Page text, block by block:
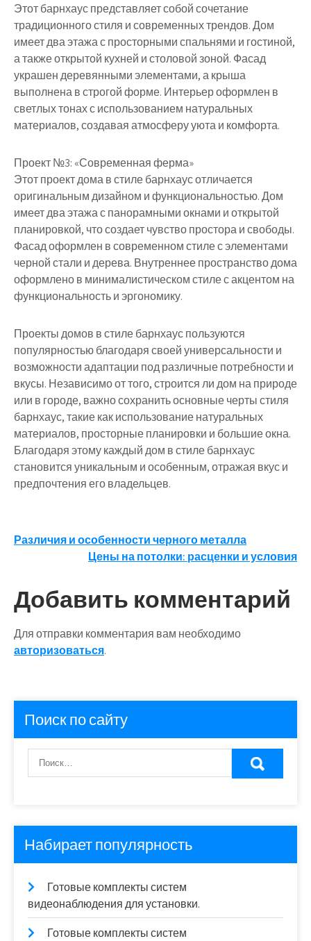
Этот барнхаус представляет собой сочетание
традиционного стиля и современных трендов. Дом
имеет два этажа с просторными спальнями и гостиной,
а также открытой кухней и столовой зоной. Фасад
украшен деревянными элементами, а крыша
выполнена в строгой форме. Интерьер оформлен в
светлых тонах с использованием натуральных
материалов, создавая атмосферу уюта и комфорта.
Проект №3: «Современная ферма»
Этот проект дома в стиле барнхаус отличается
оригинальным дизайном и функциональностью. Дом
имеет два этажа с панорамными окнами и открытой
планировкой, что создает чувство простора и свободы.
Фасад оформлен в современном стиле с элементами
черной стали и дерева. Внутреннее пространство дома
оформлено в минималистическом стиле с акцентом на
функциональность и эргономику.
Проекты домов в стиле барнхаус пользуются
популярностью благодаря своей универсальности и
возможности адаптации под различные потребности и
вкусы. Независимо от того, строится ли дом на природе
или в городе, важно сохранить основные черты стиля
барнхаус, такие как использование натуральных
материалов, просторные планировки и большие окна.
Благодаря этому каждый дом в стиле барнхаус
становится уникальным и особенным, отражая вкус и
предпочтения его владельцев.
Навигация
записям
Различия и особенности черного металла
Цены на потолки: расценки и условия
Добавить комментарий
Для отправки комментария вам необходимо
авторизоваться.
Поиск по сайту
Набирает популярность
Готовые комплекты систем
видеонаблюдения для установки.
Готовые комплекты систем